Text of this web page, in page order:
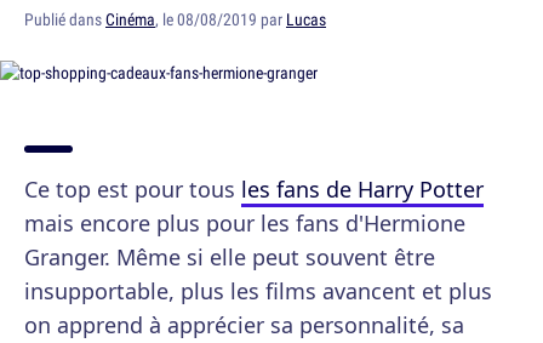
Publié dansCinéma, le 08/08/2019 par Lucas
Ce top est pour tous les fans de Harry Potter
mais encore plus pour les fans d'Hermione
Granger. Même si elle peut souvent être
insupportable, plus les films avancent et plus
on apprend à apprécier sa personnalité, sa